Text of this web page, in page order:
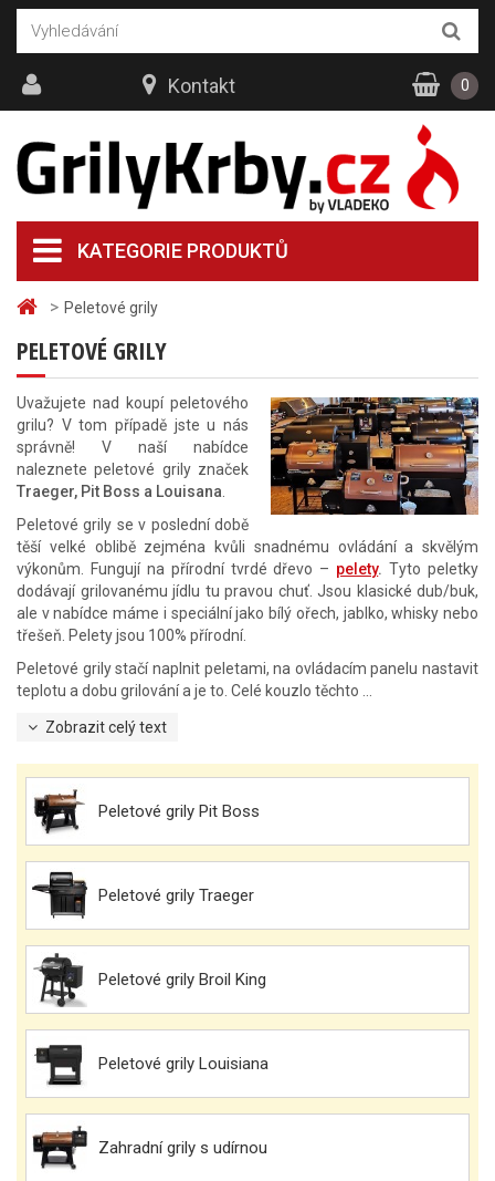
> Peletové grily
PELETOVÉ GRILY
Uvažujete nad koupí peletového
grilu? V tom případě jste u nás
správně! V naší nabídce
naleznete peletové grily značek
Traeger, Pit Boss a Louisana
Peletové grily se v poslední době
těší velké oblibě zejména kvůli snadnému ovládání a skvělým
výkonům. Fungují na přírodní tvrdé dřevo – pelety. Tyto peletky
dodávají grilovanému jídlu tu pravou chuť. Jsou klasické dub/buk,
ale v nabídce máme i speciální jako bílý ořech, jablko, whisky nebo
třešeň. Pelety jsou 100% přírodní.
Peletové grily stačí naplnit peletami, na ovládacím panelu nastavit
teplotu a dobu grilování a je to. Celé kouzlo těchto ...
Zobrazit celý text
Peletové grily Pit Boss
Peletové grily Traeger
Peletové grily Broil King
Peletové grily Louisiana
Zahradní grily s udírnou
KATEGORIE PRODUKTŮ
Kontakt 0